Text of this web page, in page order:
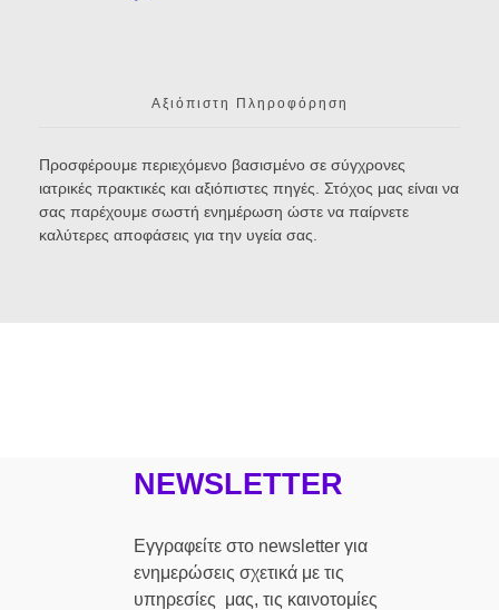
Αξιόπιστη Πληροφόρηση
Προσφέρουμε περιεχόμενο βασισμένο σε σύγχρονες
ιατρικές πρακτικές και αξιόπιστες πηγές. Στόχος μας είναι να
σας παρέχουμε σωστή ενημέρωση ώστε να παίρνετε
καλύτερες αποφάσεις για την υγεία σας.
NEWSLETTER
Εγγραφείτε στο newsletter για
ενημερώσεις σχετικά με τις
υπηρεσίες μας, τις καινοτομίες